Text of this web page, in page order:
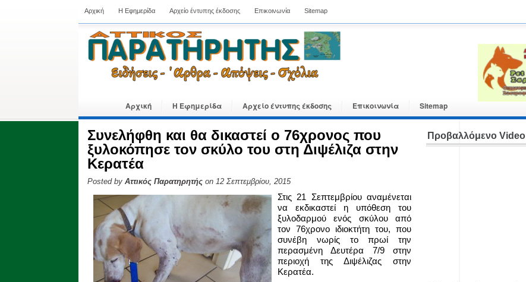
Αρχική Η Εφημερίδα Αρχείο έντυπης έκδοσης Επικοινωνία Sitemap
Αρχική Η Εφημερίδα Αρχείο έντυπης έκδοσης Επικοινωνία Sitemap
Συνελήφθη και θα δικαστεί ο 76χρονος που
ξυλοκόπησε τον σκύλο του στη Διψέλιζα στην
Κερατέα
Posted by Αττικός Παρατηρητής on 12 Σεπτεμβρίου, 2015
Στις 21 Σεπτεμβρίου αναμένεται
να εκδικαστεί η υπόθεση του
ξυλοδαρμού ενός σκύλου από
τον 76χρονο ιδιοκτήτη του, που
συνέβη νωρίς το πρωί την
περασμένη Δευτέρα 7/9 στην
περιοχή της Διψέλιζας στην
Κερατέα.
Προβαλλόμενο Video